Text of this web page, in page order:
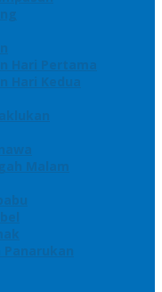
Hari Pertama
Hari Kedua
Malam
Panarukan